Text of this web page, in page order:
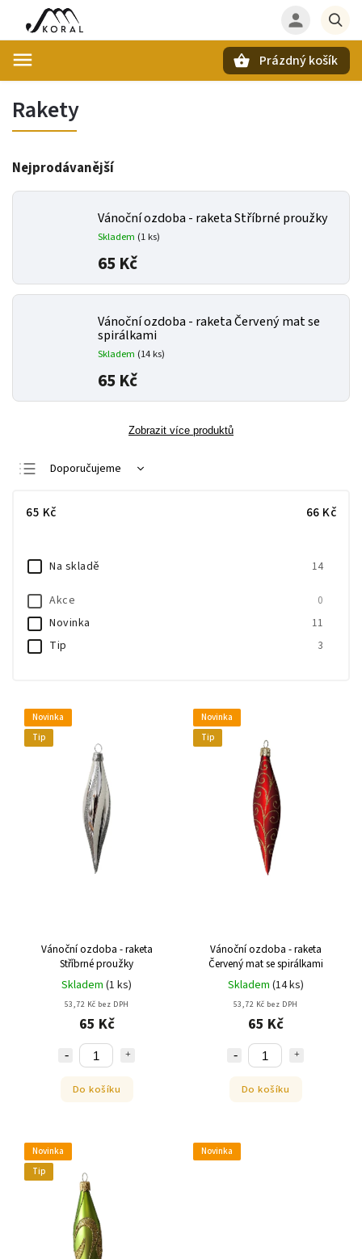
Prázdný košík
Rakety
Nejprodávanější
Vánoční ozdoba - raketa Stříbrné proužky
Skladem (1 ks)
65 Kč
Vánoční ozdoba - raketa Červený mat se
spirálkami
Skladem (14 ks)
65 Kč
Zobrazit více produktů
Doporučujeme
Nejdražší
Abecedně
65 Kč 66 Kč
Na skladě 14
Akce 0
Novinka 11
Tip 3
Novinka
Tip
Vánoční ozdoba - raketa
Stříbrné proužky
Skladem (1 ks)
53,72 Kč bez DPH
65 Kč
Do košíku
Novinka
Tip
Vánoční ozdoba - raketa
Červený mat se spirálkami
Skladem (14 ks)
53,72 Kč bez DPH
65 Kč
Do košíku
Novinka
Tip
Novinka